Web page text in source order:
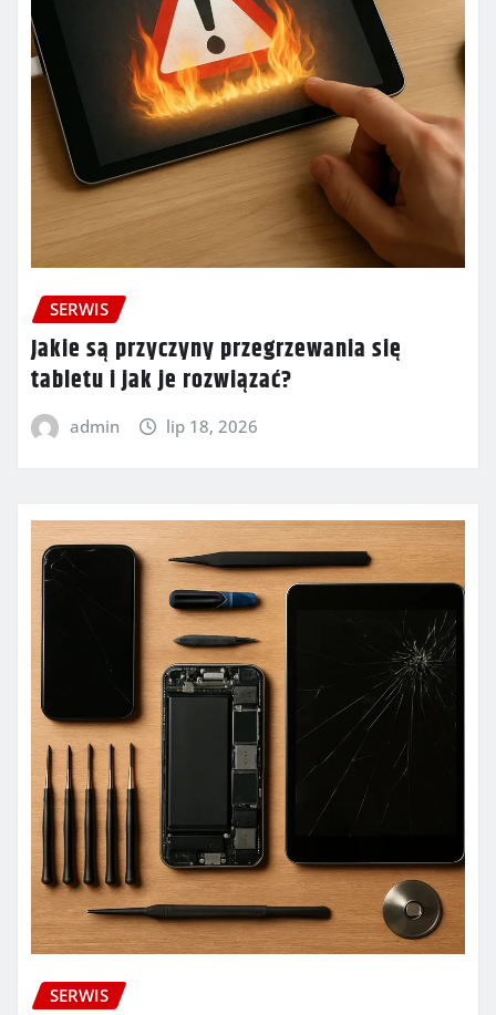
SERWIS
Jakie są przyczyny przegrzewania się
tabletu i jak je rozwiązać?
admin lip 18, 2026
SERWIS